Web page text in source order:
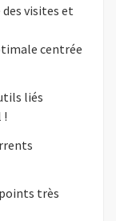
visites et
centrée
liés
!
très